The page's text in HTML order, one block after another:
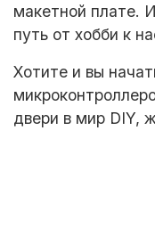
макетной плате.
путь от хобби к
Хотите и вы
двери в мир DIY,